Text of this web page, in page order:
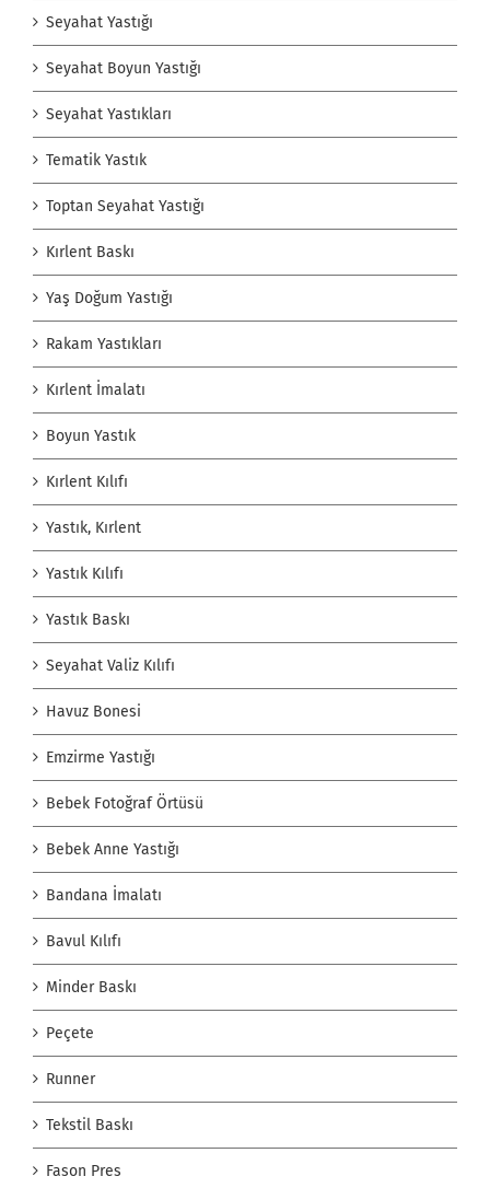
Seyahat Yastığı
Seyahat Boyun Yastığı
Seyahat Yastıkları
Tematik Yastık
Toptan Seyahat Yastığı
Kırlent Baskı
Yaş Doğum Yastığı
Rakam Yastıkları
Kırlent İmalatı
Boyun Yastık
Kırlent Kılıfı
Yastık, Kırlent
Yastık Kılıfı
Yastık Baskı
Seyahat Valiz Kılıfı
Havuz Bonesi
Emzirme Yastığı
Bebek Fotoğraf Örtüsü
Bebek Anne Yastığı
Bandana İmalatı
Bavul Kılıfı
Minder Baskı
Peçete
Runner
Tekstil Baskı
Fason Pres